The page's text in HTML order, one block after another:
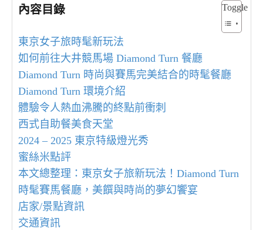
內容目錄 Toggle
東京女子旅時髦新玩法
如何前往大井競馬場 Diamond Turn 餐廳
Diamond Turn 時尚與賽馬完美結合的時髦餐廳
Diamond Turn 環境介紹
體驗令人熱血沸騰的終點前衝刺
西式自助餐美食天堂
2024 – 2025 東京特級燈光秀
蜜絲米點評
本文總整理：東京女子旅新玩法！Diamond Turn
時髦賽馬餐廳，美饌與時尚的夢幻饗宴
店家/景點資訊
交通資訊